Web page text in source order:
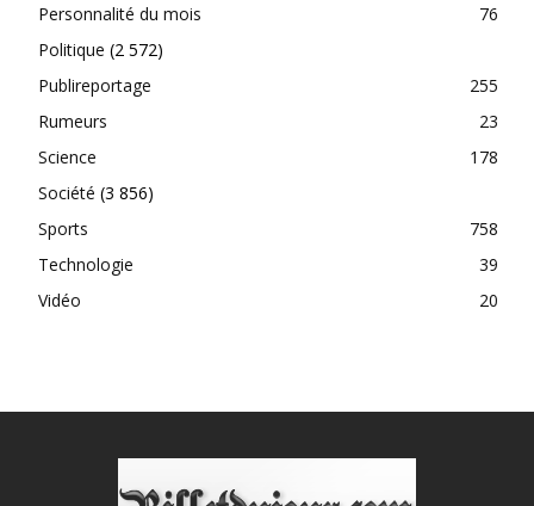
Personnalité du mois
76
Politique (2 572)
Publireportage
255
Rumeurs
23
Science
178
Société (3 856)
Sports
758
Technologie
39
Vidéo
20